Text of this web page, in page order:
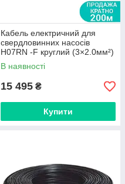
Кабель електричний для
свердловинних насосів
H07RN -F круглий (3×2.0мм²)
200м Dongyin (779946)
В наявності
15 495 ₴
Купити